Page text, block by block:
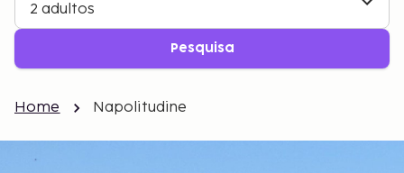
2 adultos
Pesquisa
Home Napolitudine